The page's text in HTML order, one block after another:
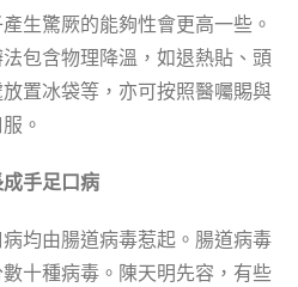
生驚厥的能夠性會更高一些。
包含物理降溫，如退熱貼、頭
置冰袋等，亦可按照醫囑賜與
。
手足口病
均由腸道病毒惹起。腸道病毒
十種病毒。陳天明先容，有些